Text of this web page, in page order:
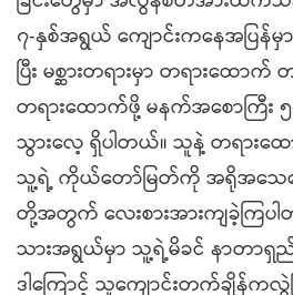
၇-နှစ်အရွယ် ကျောင်းကနေအပြန်မှ
ပြီး မစ္ဆားတရားမှာ တရားထော
တရားထောက်ဖို့ မနက်အစောကြီး ၅-
သွားလေ့ ရှိပါတယ်။ သူနဲ့ တရား
သူ့ရဲ့ ကိုယ်တော်မြတ်ကို အရိုအသေပေ
တို့အတွက် လေးစားအားကျခဲ့ကြ
သားအရွယ်မှာ သူ့ရဲ့မိခင် နာတာရှည်
ဒါကြောင့် သူကျောင်းတက်ချိန်ကလွဲ